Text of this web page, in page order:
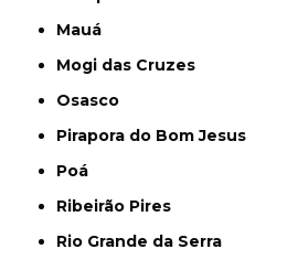
Mauá
Mogi das Cruzes
Osasco
Pirapora do Bom Jesus
Poá
Ribeirão Pires
Rio Grande da Serra